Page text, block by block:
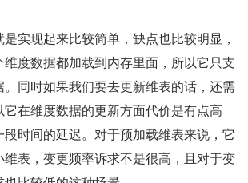
实现起来比较简单，缺点也比较明显，
度数据都加载到内存里面，所以它只支
同时如果我们要去更新维表的话，还需
在维度数据的更新方面代价是有点高
时间的延迟。对于预加载维表来说，它
表，变更频率诉求不是很高，且对于变